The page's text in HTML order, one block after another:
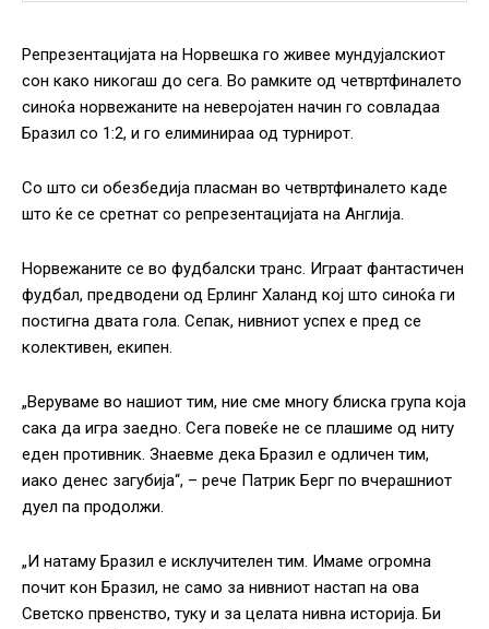
Репрезентацијата на Норвешка го живее мундујалскиот
сон како никогаш до сега. Во рамките од четвртфиналето
синоќа норвежаните на неверојатен начин го совладаа
Бразил со 1:2, и го елиминираа од турнирот.
Со што си обезбедија пласман во четвртфиналето каде
што ќе се сретнат со репрезентацијата на Англија.
Норвежаните се во фудбалски транс. Играат фантастичен
фудбал, предводени од Ерлинг Халанд кој што синоќа ги
постигна двата гола. Сепак, нивниот успех е пред се
колективен, екипен.
„Веруваме во нашиот тим, ние сме многу блиска група која
сака да игра заедно. Сега повеќе не се плашиме од ниту
еден противник. Знаевме дека Бразил е одличен тим,
иако денес загубија“, – рече Патрик Берг по вчерашниот
дуел па продолжи.
„И натаму Бразил е исклучителен тим. Имаме огромна
почит кон Бразил, не само за нивниот настап на ова
Светско првенство, туку и за целата нивна историја. Би